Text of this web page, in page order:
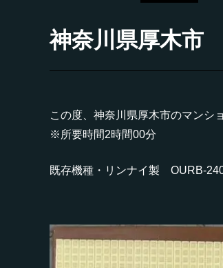
神奈川県厚木市
この度、神奈川県厚木市のマンシ
※所要時間2時間00分
既存機種・リンナイ製 OURB-